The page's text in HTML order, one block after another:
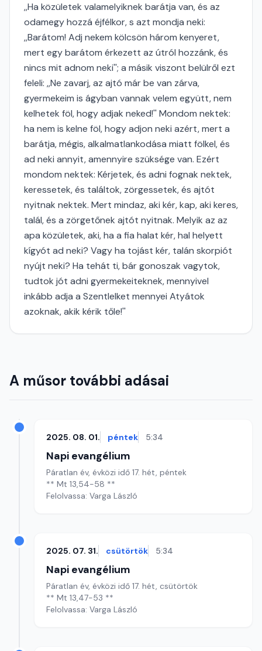
,,Ha közületek valamelyiknek barátja van, és az
odamegy hozzá éjfélkor, s azt mondja neki:
,,Barátom! Adj nekem kölcsön három kenyeret,
mert egy barátom érkezett az útról hozzánk, és
nincs mit adnom neki''; a másik viszont belülről ezt
feleli: ,,Ne zavarj, az ajtó már be van zárva,
gyermekeim is ágyban vannak velem együtt, nem
kelhetek föl, hogy adjak neked!'' Mondom nektek:
ha nem is kelne föl, hogy adjon neki azért, mert a
barátja, mégis, alkalmatlankodása miatt fölkel, és
ad neki annyit, amennyire szüksége van. Ezért
mondom nektek: Kérjetek, és adni fognak nektek,
keressetek, és találtok, zörgessetek, és ajtót
nyitnak nektek. Mert mindaz, aki kér, kap, aki keres,
talál, és a zörgetőnek ajtót nyitnak. Melyik az az
apa közületek, aki, ha a fia halat kér, hal helyett
kígyót ad neki? Vagy ha tojást kér, talán skorpiót
nyújt neki? Ha tehát ti, bár gonoszak vagytok,
tudtok jót adni gyermekeiteknek, mennyivel
inkább adja a Szentlelket mennyei Atyátok
azoknak, akik kérik tőle!''
A műsor további adásai
2025. 08. 01. péntek 5:34
Napi evangélium
Páratlan év, évközi idő 17. hét, péntek
** Mt 13,54-58 **
Felolvassa: Varga László
2025. 07. 31. csütörtök 5:34
Napi evangélium
Páratlan év, évközi idő 17. hét, csütörtök
** Mt 13,47-53 **
Felolvassa: Varga László